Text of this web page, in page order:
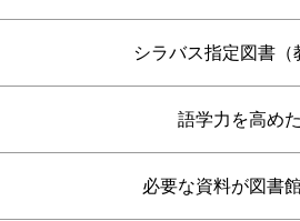
シラバス指定図書（
語学力を高め
必要な資料が図書